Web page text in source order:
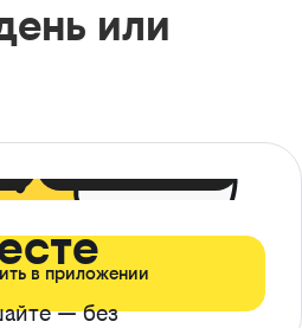
или
— без
в приложении